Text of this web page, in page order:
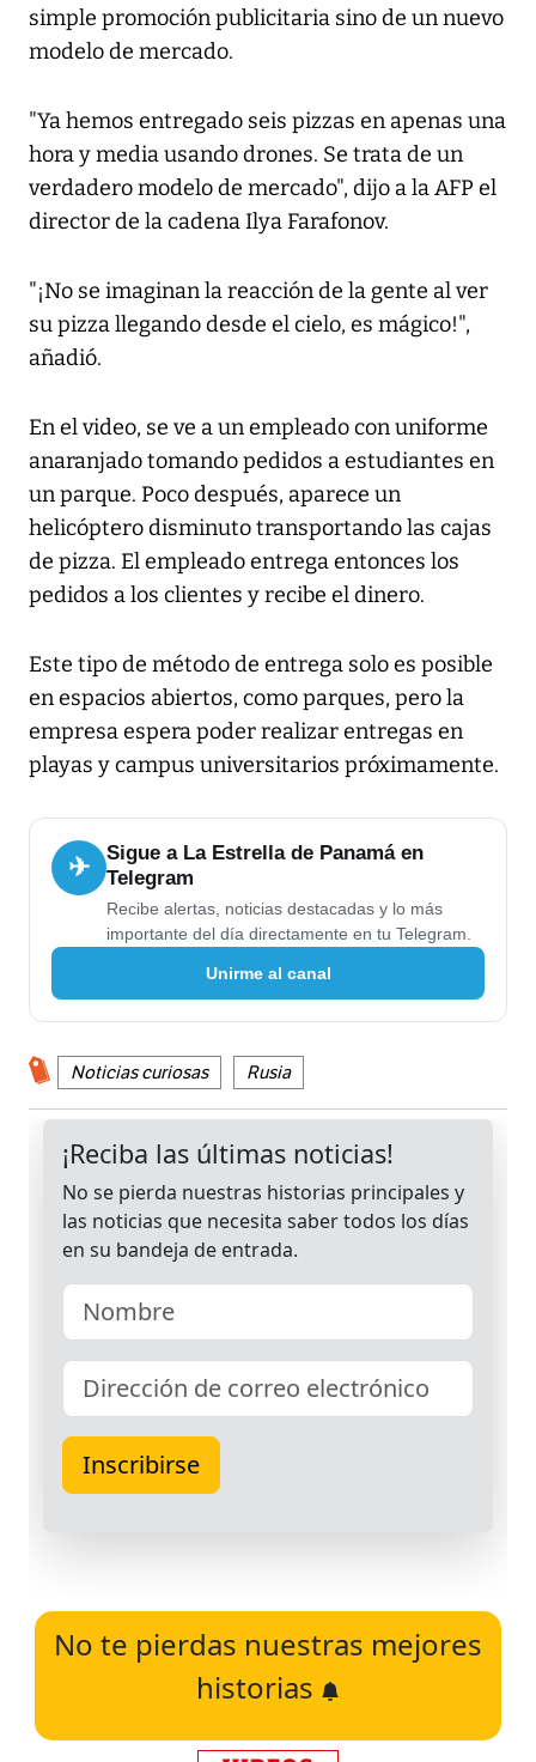
simple promoción publicitaria sino de un nuevo
modelo de mercado.
"Ya hemos entregado seis pizzas en apenas una
hora y media usando drones. Se trata de un
verdadero modelo de mercado", dijo a la AFP el
director de la cadena Ilya Farafonov.
"¡No se imaginan la reacción de la gente al ver
su pizza llegando desde el cielo, es mágico!",
añadió.
En el video, se ve a un empleado con uniforme
anaranjado tomando pedidos a estudiantes en
un parque. Poco después, aparece un
helicóptero disminuto transportando las cajas
de pizza. El empleado entrega entonces los
pedidos a los clientes y recibe el dinero.
Este tipo de método de entrega solo es posible
en espacios abiertos, como parques, pero la
empresa espera poder realizar entregas en
playas y campus universitarios próximamente.
✈
Sigue a La Estrella de Panamá en
Telegram
Recibe alertas, noticias destacadas y lo más
importante del día directamente en tu Telegram.
Unirme al canal
Noticias curiosas Rusia
No te pierdas nuestras mejores
historias